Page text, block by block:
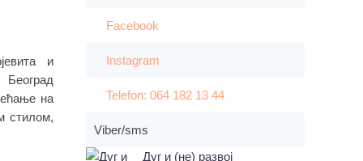
и
на
стилом,
Facebook
Instagram
Telefon: 064 182 13 44
Viber/sms
Дуг и (не) развој